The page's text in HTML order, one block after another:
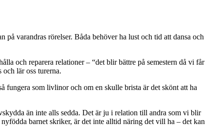
på varandras rörelser. Båda behöver ha lust och tid att dansa och
och reparera relationer – “det blir bättre på semestern då vi får
lär oss turerna.
fungera som livlinor och om en skulle brista är det skönt att ha
än inte alls sedda. Det är ju i relation till andra som vi blir
barnet skriker, är det inte alltid näring det vill ha – det kan